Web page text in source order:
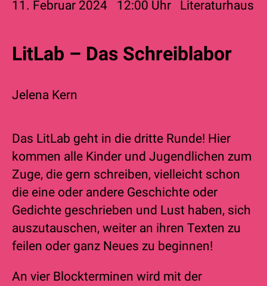
11. Februar 2024
12:00 Uhr Literaturhaus
LitLab – Das Schreiblabor
Jelena Kern
Das LitLab geht in die dritte Runde! Hier
kommen alle Kinder und Jugendlichen zum
Zuge, die gern schreiben, vielleicht schon
die eine oder andere Geschichte oder
Gedichte geschrieben und Lust haben, sich
auszutauschen, weiter an ihren Texten zu
feilen oder ganz Neues zu beginnen!
An vier Blockterminen wird mit der